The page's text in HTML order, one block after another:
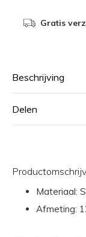
Gratis
Beschrijving
Delen
Materiaal:
Afmeting: